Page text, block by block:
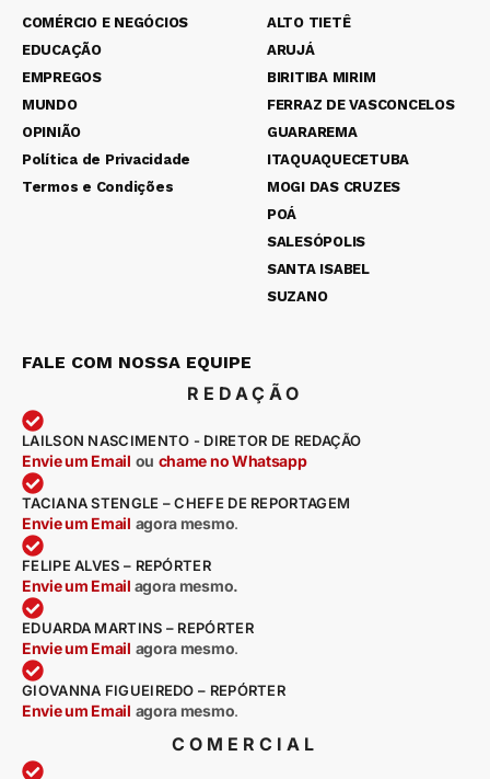
COMÉRCIO E NEGÓCIOS
EDUCAÇÃO
EMPREGOS
MUNDO
OPINIÃO
Política de Privacidade
Termos e Condições
ALTO TIETÊ
ARUJÁ
BIRITIBA MIRIM
FERRAZ DE VASCONCELOS
GUARAREMA
ITAQUAQUECETUBA
MOGI DAS CRUZES
POÁ
SALESÓPOLIS
SANTA ISABEL
SUZANO
FALE COM NOSSA EQUIPE
REDAÇÃO
LAILSON NASCIMENTO - DIRETOR DE REDAÇÃO
Envie um Email ou chame no Whatsapp
TACIANA STENGLE – CHEFE DE REPORTAGEM
Envie um Email agora mesmo.
FELIPE ALVES – REPÓRTER
Envie um Email agora mesmo.
EDUARDA MARTINS – REPÓRTER
Envie um Email agora mesmo.
GIOVANNA FIGUEIREDO – REPÓRTER
Envie um Email agora mesmo.
COMERCIAL